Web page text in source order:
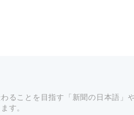
ることを目指す「新聞の日本語」
す。